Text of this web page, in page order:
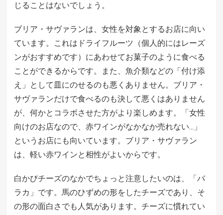
じることはないでしょう。
ブリア・サヴァランは、女性を対象とするお店に向い
ています。これはドライフルーツ（個人的にはレーズ
ンがおすすめです）にあわせてお菓子のように食べる
ことができるからです。また、魚介類などの「付け添
え」として皿にのせるのも悪くありません。ブリア・
サヴァランだけで食べるのも決して悪くはありません
が、何かとコラボさせた方がより楽しめます。「女性
向けのお店なので、赤ワインがなかなか売れない…」
というお店にも向いています。ブリア・サヴァラン
は、軽い赤ワインと相性がよいからです。
白かびチーズのなかでちょっと注意したいのは、「バ
ラカ」です。馬のひずめの形をしたチーズであり、そ
の形の面白さでも人気があります。チーズに慣れてい